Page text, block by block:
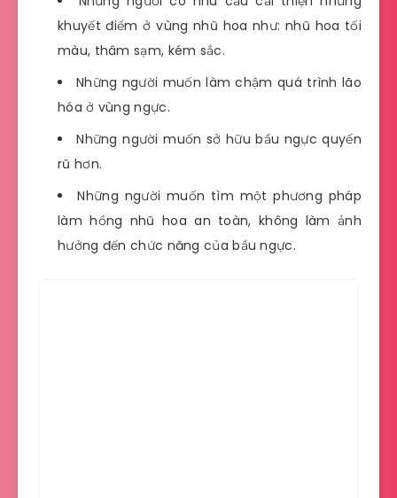
khuyết điểm ở vùng nhũ hoa như: nhũ hoa tối
màu, thâm sạm, kém sắc.
Những người muốn làm chậm quá trình lão
hóa ở vùng ngực.
Những người muốn sở hữu bầu ngực quyến
rũ hơn.
Những người muốn tìm một phương pháp
làm hồng nhũ hoa an toàn, không làm ảnh
hưởng đến chức năng của bầu ngực.